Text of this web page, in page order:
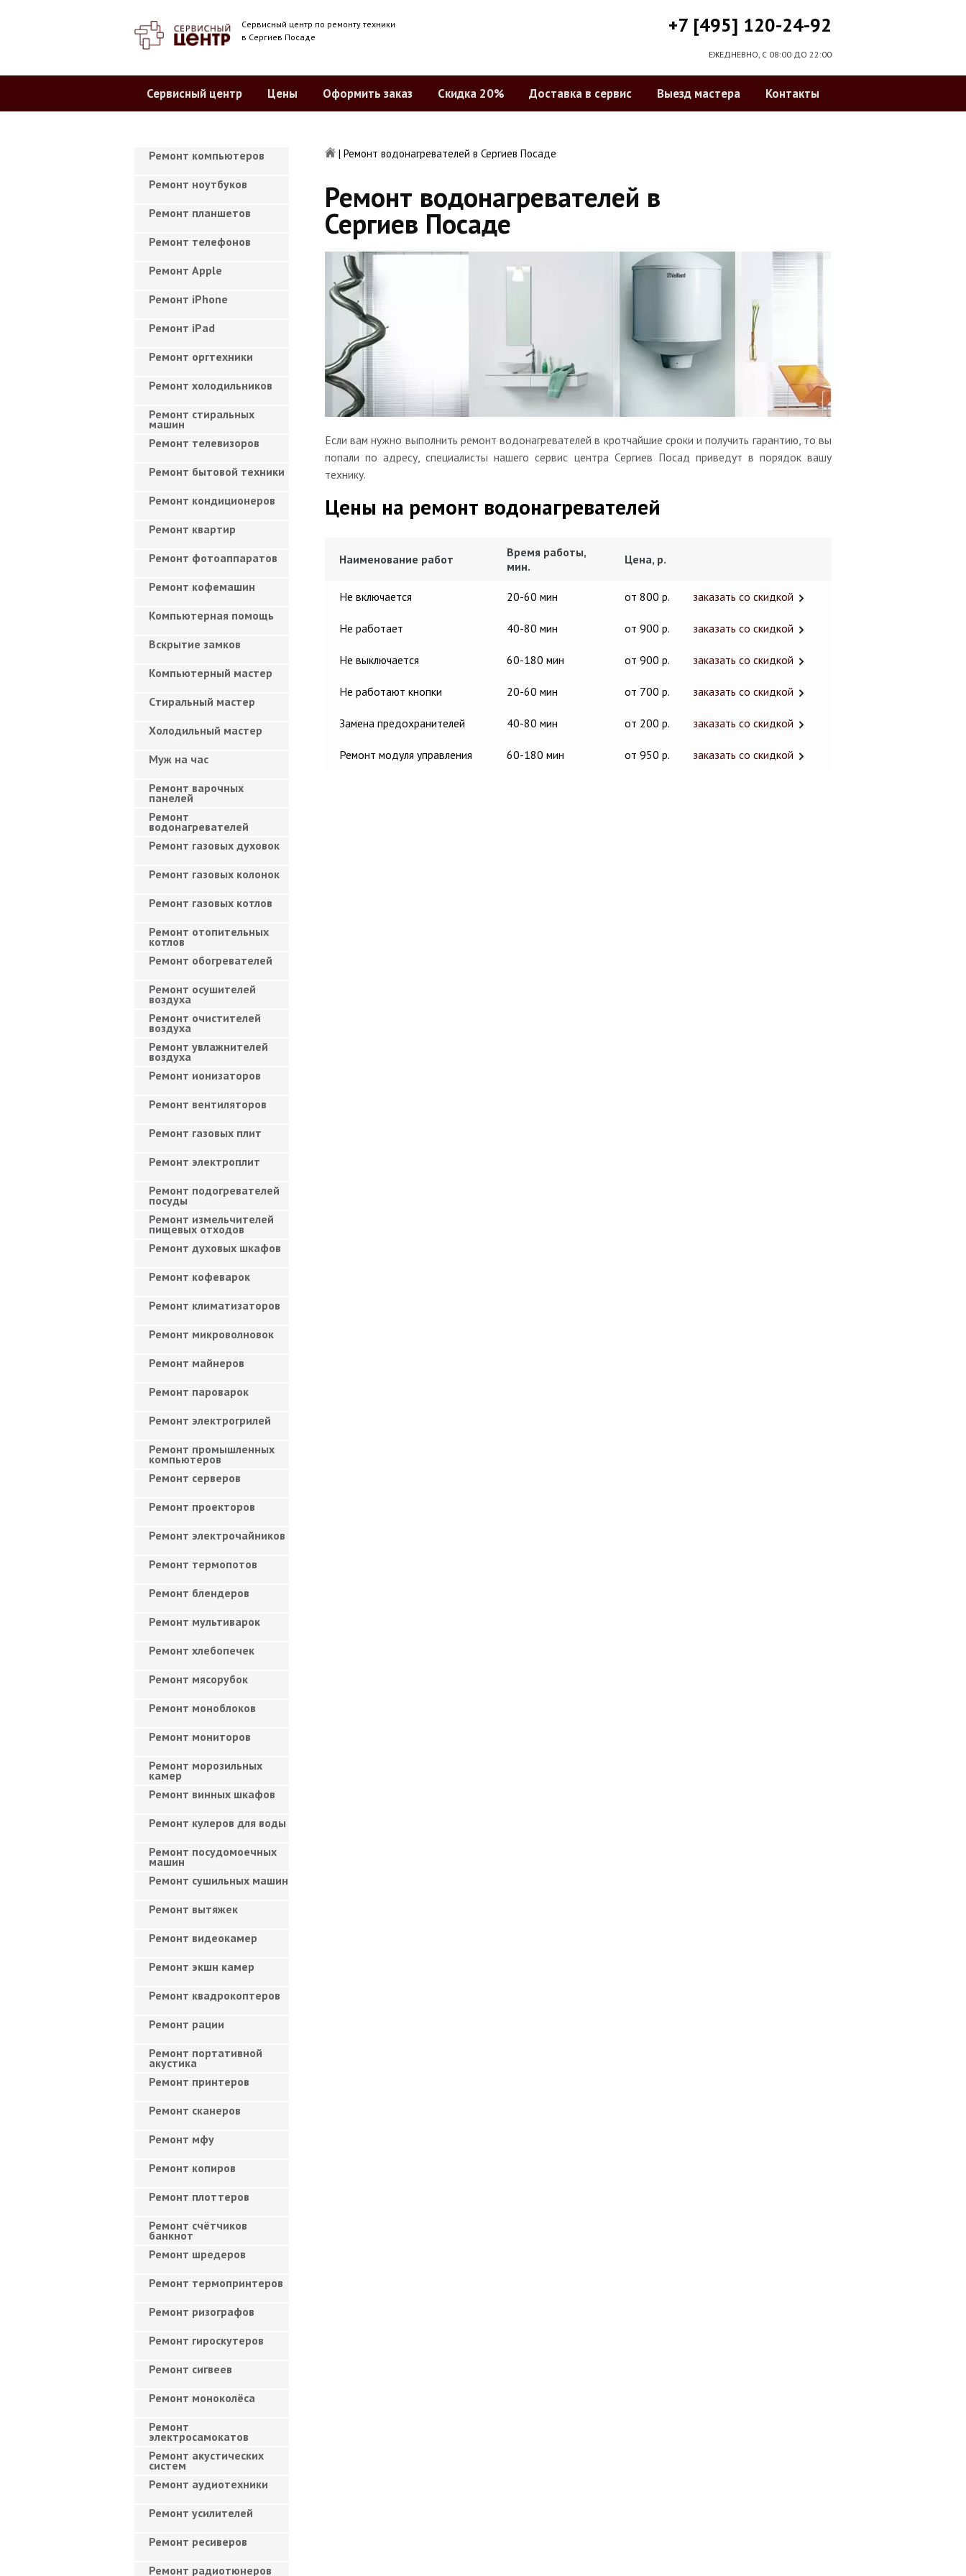
Сервисный центр по ремонту техники
в Сергиев Посаде
+7 [495] 120-24-92
ЕЖЕДНЕВНО, С 08:00 ДО 22:00
Сервисный центр Цены Оформить заказ Скидка 20% Доставка в сервис Выезд мастера Контакты
| Ремонт водонагревателей в Сергиев Посаде
Ремонт водонагревателей в
Сергиев Посаде
Если вам нужно выполнить ремонт водонагревателей в кротчайшие сроки и получить гарантию, то вы
попали по адресу, специалисты нашего сервис центра Сергиев Посад приведут в порядок вашу
технику.
Цены на ремонт водонагревателей
Наименование работ
Время работы,
мин.
Цена, р.
Не включается 20-60 мин от 800 р. заказать со скидкой
Не работает 40-80 мин от 900 р. заказать со скидкой
Не выключается 60-180 мин от 900 р. заказать со скидкой
Не работают кнопки 20-60 мин от 700 р. заказать со скидкой
Замена предохранителей 40-80 мин от 200 р. заказать со скидкой
Ремонт модуля управления 60-180 мин от 950 р. заказать со скидкой
Ремонт компьютеров
Ремонт ноутбуков
Ремонт планшетов
Ремонт телефонов
Ремонт Apple
Ремонт iPhone
Ремонт iPad
Ремонт оргтехники
Ремонт холодильников
Ремонт стиральных
машин
Ремонт телевизоров
Ремонт бытовой техники
Ремонт кондиционеров
Ремонт квартир
Ремонт фотоаппаратов
Ремонт кофемашин
Компьютерная помощь
Вскрытие замков
Компьютерный мастер
Cтиральный мастер
Холодильный мастер
Муж на час
Ремонт варочных
панелей
Ремонт
водонагревателей
Ремонт газовых духовок
Ремонт газовых колонок
Ремонт газовых котлов
Ремонт отопительных
котлов
Ремонт обогревателей
Ремонт осушителей
воздуха
Ремонт очистителей
воздуха
Ремонт увлажнителей
воздуха
Ремонт ионизаторов
Ремонт вентиляторов
Ремонт газовых плит
Ремонт электроплит
Ремонт подогревателей
посуды
Ремонт измельчителей
пищевых отходов
Ремонт духовых шкафов
Ремонт кофеварок
Ремонт климатизаторов
Ремонт микроволновок
Ремонт майнеров
Ремонт пароварок
Ремонт электрогрилей
Ремонт промышленных
компьютеров
Ремонт серверов
Ремонт проекторов
Ремонт электрочайников
Ремонт термопотов
Ремонт блендеров
Ремонт мультиварок
Ремонт хлебопечек
Ремонт мясорубок
Ремонт моноблоков
Ремонт мониторов
Ремонт морозильных
камер
Ремонт винных шкафов
Ремонт кулеров для воды
Ремонт посудомоечных
машин
Ремонт сушильных машин
Ремонт вытяжек
Ремонт видеокамер
Ремонт экшн камер
Ремонт квадрокоптеров
Ремонт рации
Ремонт портативной
акустика
Ремонт принтеров
Ремонт сканеров
Ремонт мфу
Ремонт копиров
Ремонт плоттеров
Ремонт счётчиков
банкнот
Ремонт шредеров
Ремонт термопринтеров
Ремонт ризографов
Ремонт гироскутеров
Ремонт сигвеев
Ремонт моноколёса
Ремонт
электросамокатов
Ремонт акустических
систем
Ремонт аудиотехники
Ремонт усилителей
Ремонт ресиверов
Ремонт радиотюнеров